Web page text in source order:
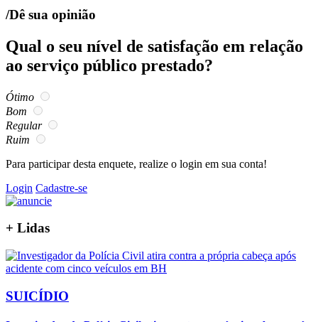
/Dê sua opinião
Qual o seu nível de satisfação em relação
ao serviço público prestado?
Ótimo
Bom
Regular
Ruim
Para participar desta enquete, realize o login em sua conta!
Login Cadastre-se
+ Lidas
SUICÍDIO